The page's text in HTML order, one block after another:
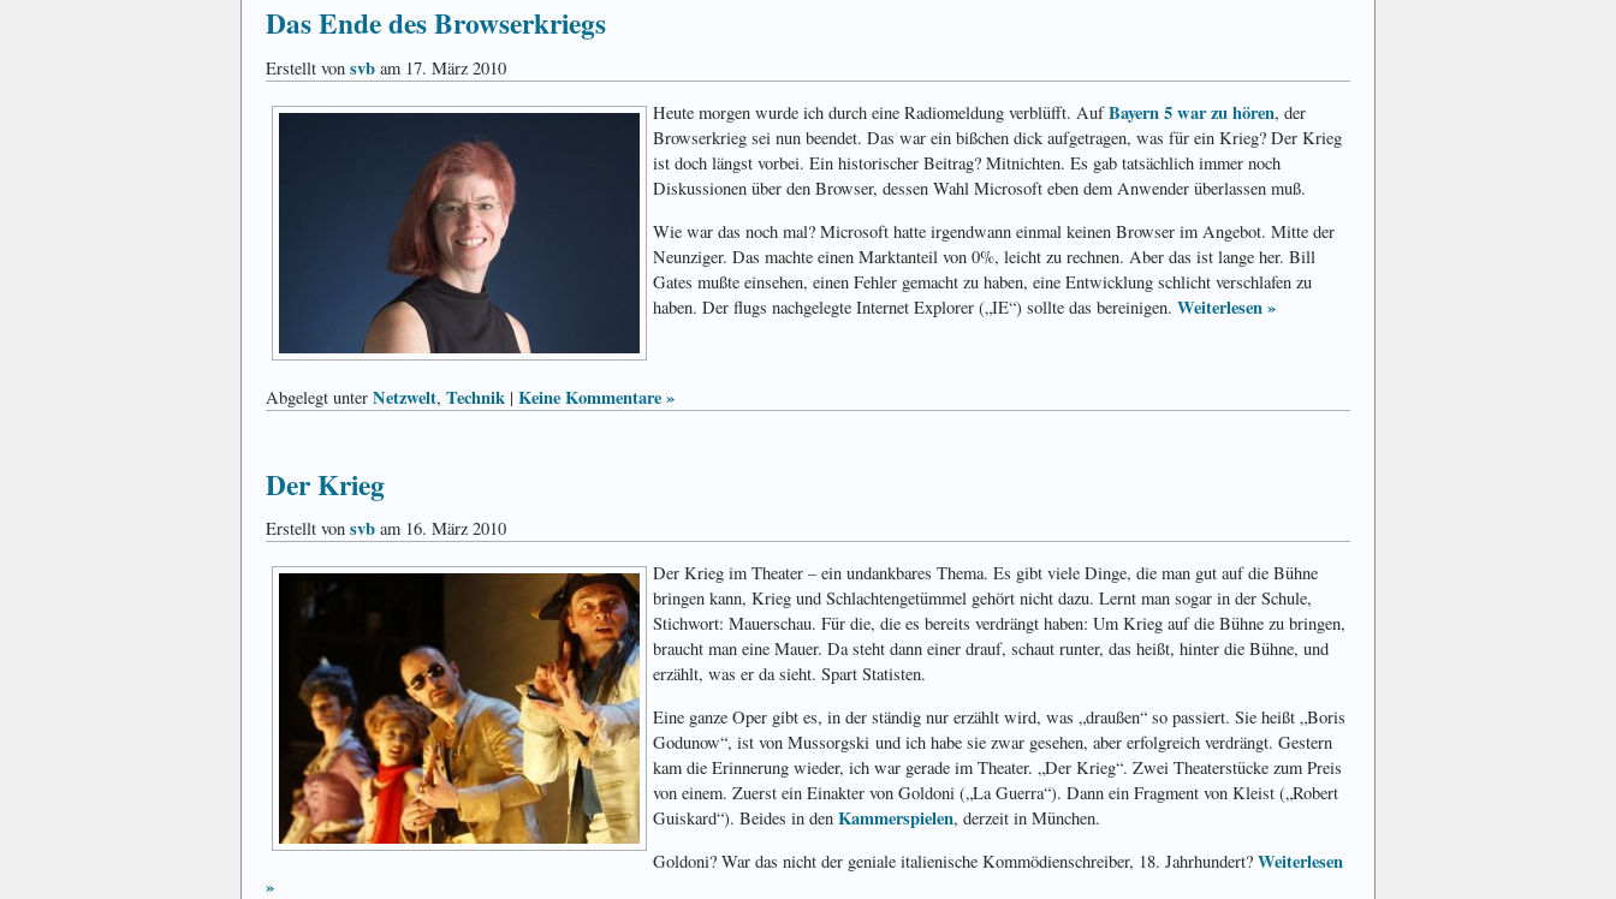
Das Ende des Browserkriegs
Erstellt von svb am 17. März 2010
Heute morgen wurde ich durch eine Radiomeldung verblüfft. AufBayern 5 war zu hören, der
Browserkrieg sei nun beendet. Das war ein bißchen dick aufgetragen, was für ein Krieg? Der Krieg
ist doch längst vorbei. Ein historischer Beitrag? Mitnichten. Es gab tatsächlich immer noch
Diskussionen über den Browser, dessen Wahl Microsoft eben dem Anwender überlassen muß.
Wie war das noch mal? Microsoft hatte irgendwann einmal keinen Browser im Angebot. Mitte der
Neunziger. Das machte einen Marktanteil von 0%, leicht zu rechnen. Aber das ist lange her. Bill
Gates mußte einsehen, einen Fehler gemacht zu haben, eine Entwicklung schlicht verschlafen zu
haben. Der flugs nachgelegte Internet Explorer („IE“) sollte das bereinigen. Weiterlesen »
Abgelegt unter Netzwelt, Technik | Keine Kommentare »
Der Krieg
Erstellt von svb am 16. März 2010
Der Krieg im Theater – ein undankbares Thema. Es gibt viele Dinge, die man gut auf die Bühne
bringen kann, Krieg und Schlachtengetümmel gehört nicht dazu. Lernt man sogar in der Schule,
Stichwort: Mauerschau. Für die, die es bereits verdrängt haben: Um Krieg auf die Bühne zu bringen,
braucht man eine Mauer. Da steht dann einer drauf, schaut runter, das heißt, hinter die Bühne, und
erzählt, was er da sieht. Spart Statisten.
Eine ganze Oper gibt es, in der ständig nur erzählt wird, was „draußen“ so passiert. Sie heißt „Boris
Godunow“, ist von Mussorgski und ich habe sie zwar gesehen, aber erfolgreich verdrängt. Gestern
kam die Erinnerung wieder, ich war gerade im Theater. „Der Krieg“. Zwei Theaterstücke zum Preis
von einem. Zuerst ein Einakter von Goldoni („La Guerra“). Dann ein Fragment von Kleist („Robert
Guiskard“). Beides in den Kammerspielen, derzeit in München.
Goldoni? War das nicht der geniale italienische Kommödienschreiber, 18. Jahrhundert? Weiterlesen
»